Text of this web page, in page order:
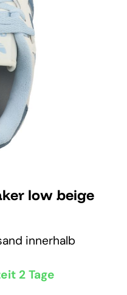
low beige
innerhalb
2 Tage